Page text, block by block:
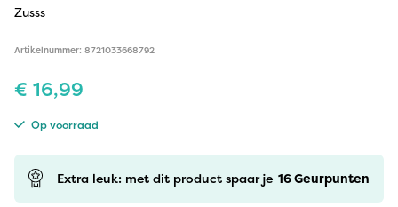
Zusss
Artikelnummer: 8721033668792
€ 16,99
Op voorraad
Extra leuk: met dit product spaar je 16Geurpunten